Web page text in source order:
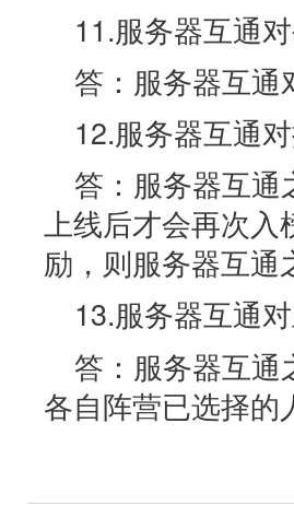
11.服务器互通
答：服务器互
12.服务器互通
答：服务器互
上线后才会再次入
励，则服务器互通
13.服务器互通
答：服务器互
各自阵营已选择的